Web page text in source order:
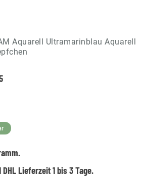
Aquarell Ultramarinblau Aquarell
DHL Lieferzeit 1 bis 3 Tage.